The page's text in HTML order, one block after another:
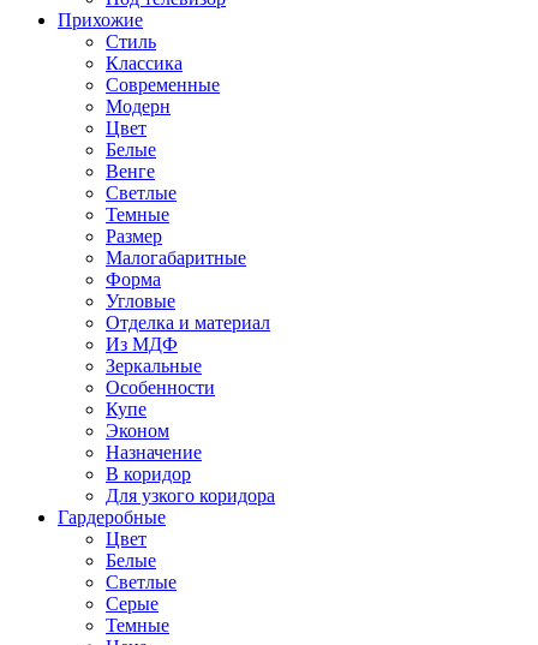
Прихожие
Стиль
Классика
Современные
Модерн
Цвет
Белые
Венге
Светлые
Темные
Размер
Малогабаритные
Форма
Угловые
Отделка и материал
Из МДФ
Зеркальные
Особенности
Купе
Эконом
Назначение
В коридор
Для узкого коридора
Гардеробные
Цвет
Белые
Светлые
Серые
Темные